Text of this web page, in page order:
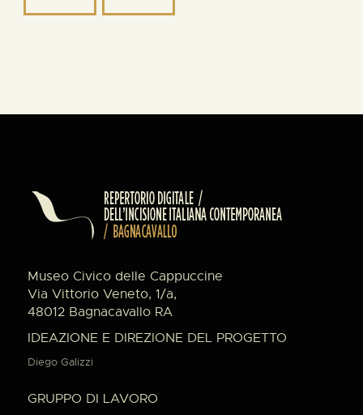
Museo Civico delle Cappuccine
Via Vittorio Veneto, 1/a,
48012 Bagnacavallo RA
IDEAZIONE E DIREZIONE DEL PROGETTO
Diego Galizzi
GRUPPO DI LAVORO